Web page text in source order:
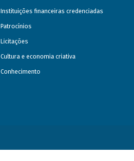
Instituições financeiras credenciadas
Patrocínios
Licitações
Cultura e economia criativa
Conhecimento